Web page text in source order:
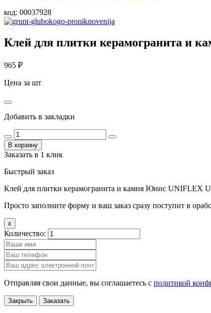
код: 00037928
Клей для плитки керамогранита и
965 ₽
Цена за шт
Добавить в закладки
В корзину
Заказать в 1 клик
Быстрый заказ
Клей для плитки керамогранита и камня Юнис UNIFLEX
Просто заполните форму и ваш заказ сразу поступит в
x
Количество:
Отправляя свои данные, вы соглашаетесь с политикой
Закрыть Заказать